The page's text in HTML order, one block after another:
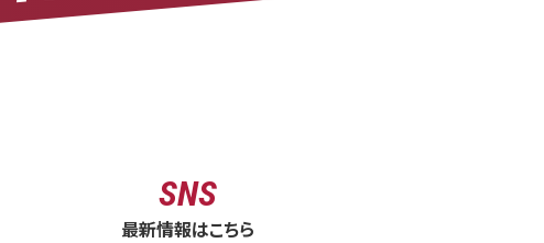
SNS
最新情報はこちら